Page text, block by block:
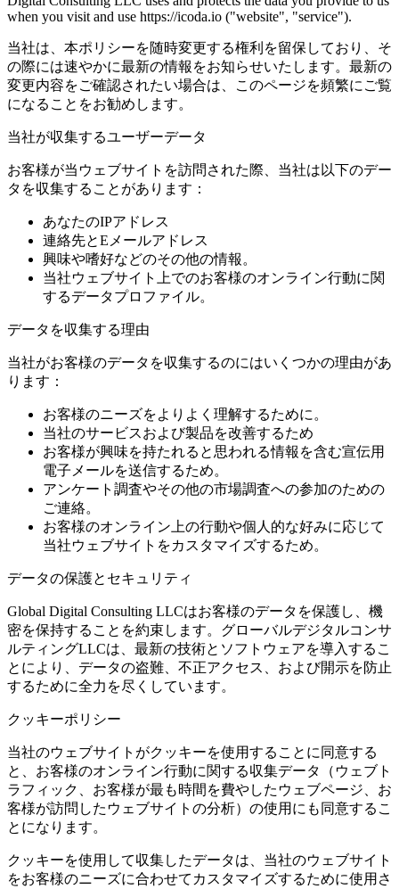
when you visit and use https://icoda.io ("website", "service").
当社は、本ポリシーを随時変更する権利を留保しており、そ
の際には速やかに最新の情報をお知らせいたします。最新の
変更内容をご確認されたい場合は、このページを頻繁にご覧
になることをお勧めします。
当社が収集するユーザーデータ
お客様が当ウェブサイトを訪問された際、当社は以下のデー
タを収集することがあります：
あなたのIPアドレス
連絡先とEメールアドレス
興味や嗜好などのその他の情報。
当社ウェブサイト上でのお客様のオンライン行動に関
するデータプロファイル。
データを収集する理由
当社がお客様のデータを収集するのにはいくつかの理由があ
ります：
お客様のニーズをよりよく理解するために。
当社のサービスおよび製品を改善するため
お客様が興味を持たれると思われる情報を含む宣伝用
電子メールを送信するため。
アンケート調査やその他の市場調査への参加のための
ご連絡。
お客様のオンライン上の行動や個人的な好みに応じて
当社ウェブサイトをカスタマイズするため。
データの保護とセキュリティ
Global Digital Consulting LLCはお客様のデータを保護し、機
密を保持することを約束します。グローバルデジタルコンサ
ルティングLLCは、最新の技術とソフトウェアを導入するこ
とにより、データの盗難、不正アクセス、および開示を防止
するために全力を尽くしています。
クッキーポリシー
当社のウェブサイトがクッキーを使用することに同意する
と、お客様のオンライン行動に関する収集データ（ウェブト
ラフィック、お客様が最も時間を費やしたウェブページ、お
客様が訪問したウェブサイトの分析）の使用にも同意するこ
とになります。
クッキーを使用して収集したデータは、当社のウェブサイト
をお客様のニーズに合わせてカスタマイズするために使用さ